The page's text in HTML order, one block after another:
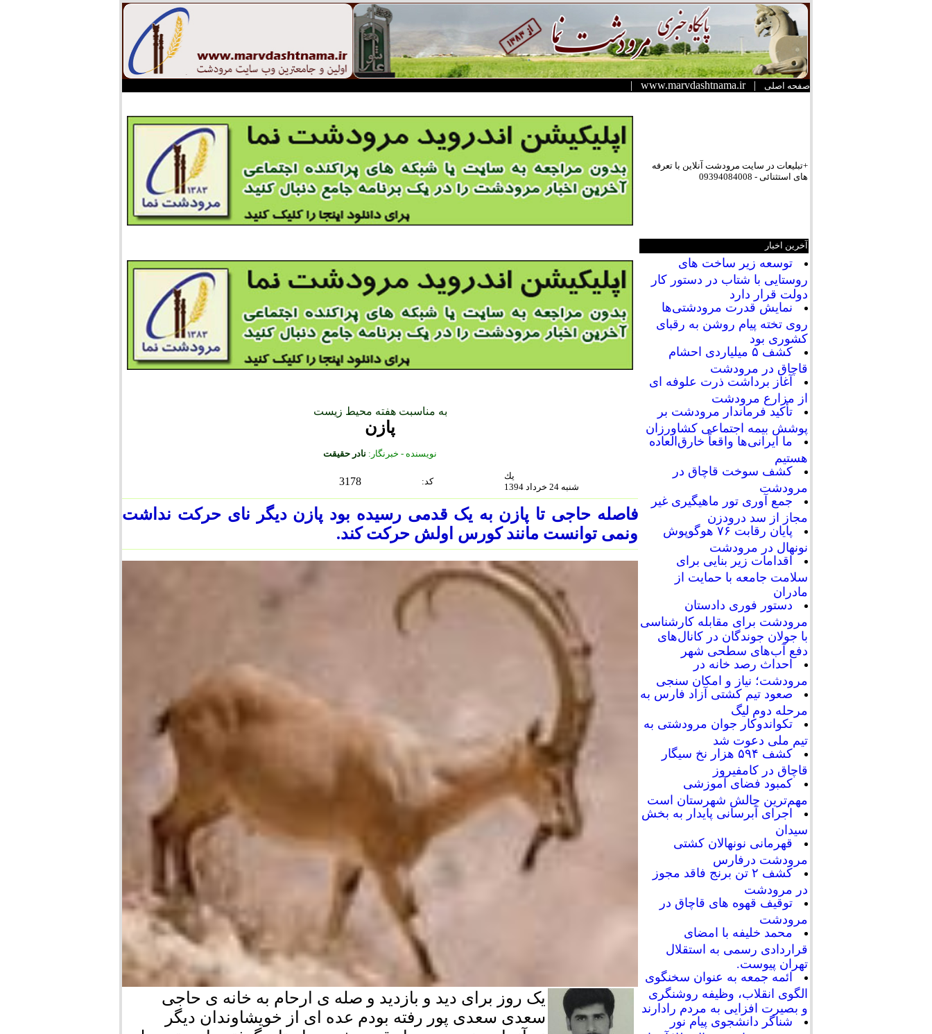
صفحه اصلی |
www.marvdashtnama.ir
|
+تبلیعات در سایت مرودشت آنلاین با تعرفه
های استثنائی - 09394084008
آخرین اخبار
توسعه زیر ساخت های
روستایی با شتاب در دستور کار
دولت قرار دارد
نمایش قدرت مرودشتی‌ها
روی تخته پیام روشن به رقبای
کشوری بود
کشف ۵ میلیاردی احشام
قاچاق در مرودشت
آغاز برداشت ذرت علوفه ای
از مزارع مرودشت
تأکید فرماندار مرودشت بر
پوشش بیمه اجتماعی کشاورزان
ما ایرانی‌ها واقعاً خارق‌العاده
هستیم
کشف سوخت قاچاق در
مرودشت
جمع آوری تور ماهیگیری غیر
مجاز از سد درودزن
پایان رقابت‌ ۷۶ هوگوپوش
نونهال در مرودشت
اقدامات زیر بنایی برای
سلامت جامعه با حمایت از
مادران
دستور فوری دادستان
مرودشت برای مقابله کارشناسی
با جولان جوندگان در کانال‌های
دفع آب‌های سطحی شهر
احداث رصد خانه در
مرودشت؛ نیاز و امکان سنجی
صعود تیم کشتی آزاد فارس به
مرحله دوم لیگ
تکواندوکار جوان مرودشتی به
تیم ملی دعوت شد
کشف ۵۹۴ هزار نخ سیگار
قاچاق در کامفیروز
کمبود فضای آموزشی
مهم‌ترین چالش شهرستان است
اجرای آبرسانی پایدار به بخش
سیدان
قهرمانی نونهالان کشتی
مرودشت درفارس
کشف ۲ تن برنج فاقد مجوز
در مرودشت
توقیف قهوه های قاچاق در
مرودشت
محمد خلیفه با امضای
قراردادی رسمی به استقلال
تهران پیوست.
ائمه جمعه به عنوان سخنگوی
الگوی انقلاب، وظیفه روشنگری
و بصیرت افزایی به مردم رادارند
شناگر دانشجوی پیام نور
به مناسبت هفته محیط زیست
پازن
نويسنده - خبرنگار: نادر حقیقت
3178 :كد
يك
شنبه 24 خرداد 1394
فاصله حاجی تا پازن به یک قدمی رسیده بود پازن دیگر نای حرکت نداشت
ونمی توانست مانند کورس اولش حرکت کند.
یک روز برای دید و بازدید و صله ی ارحام به خانه ی حاجی
سعدی سعدی پور رفته بودم عده ای از خویشاوندان دیگر